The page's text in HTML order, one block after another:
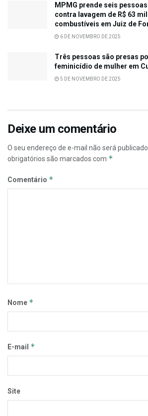
MPMG prende seis
contra lavagem de R$ 63
combustíveis em Juiz de
6 DE NOVEMBRO DE 2025
Três pessoas são presas
feminicídio de mulher em
5 DE NOVEMBRO DE 2025
Deixe um comentário
O seu endereço de e-mail não será publicado.
obrigatórios são marcados com *
Comentário *
Nome *
E-mail *
Site